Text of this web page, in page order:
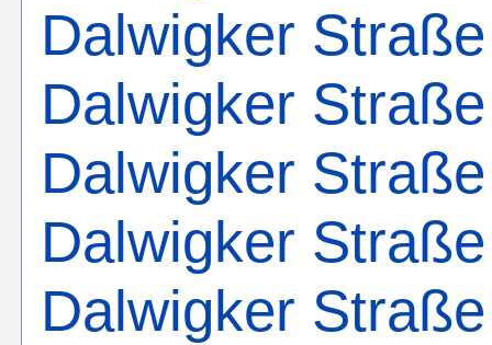
Dalwigker
Dalwigker
Dalwigker
Dalwigker
Dalwigker